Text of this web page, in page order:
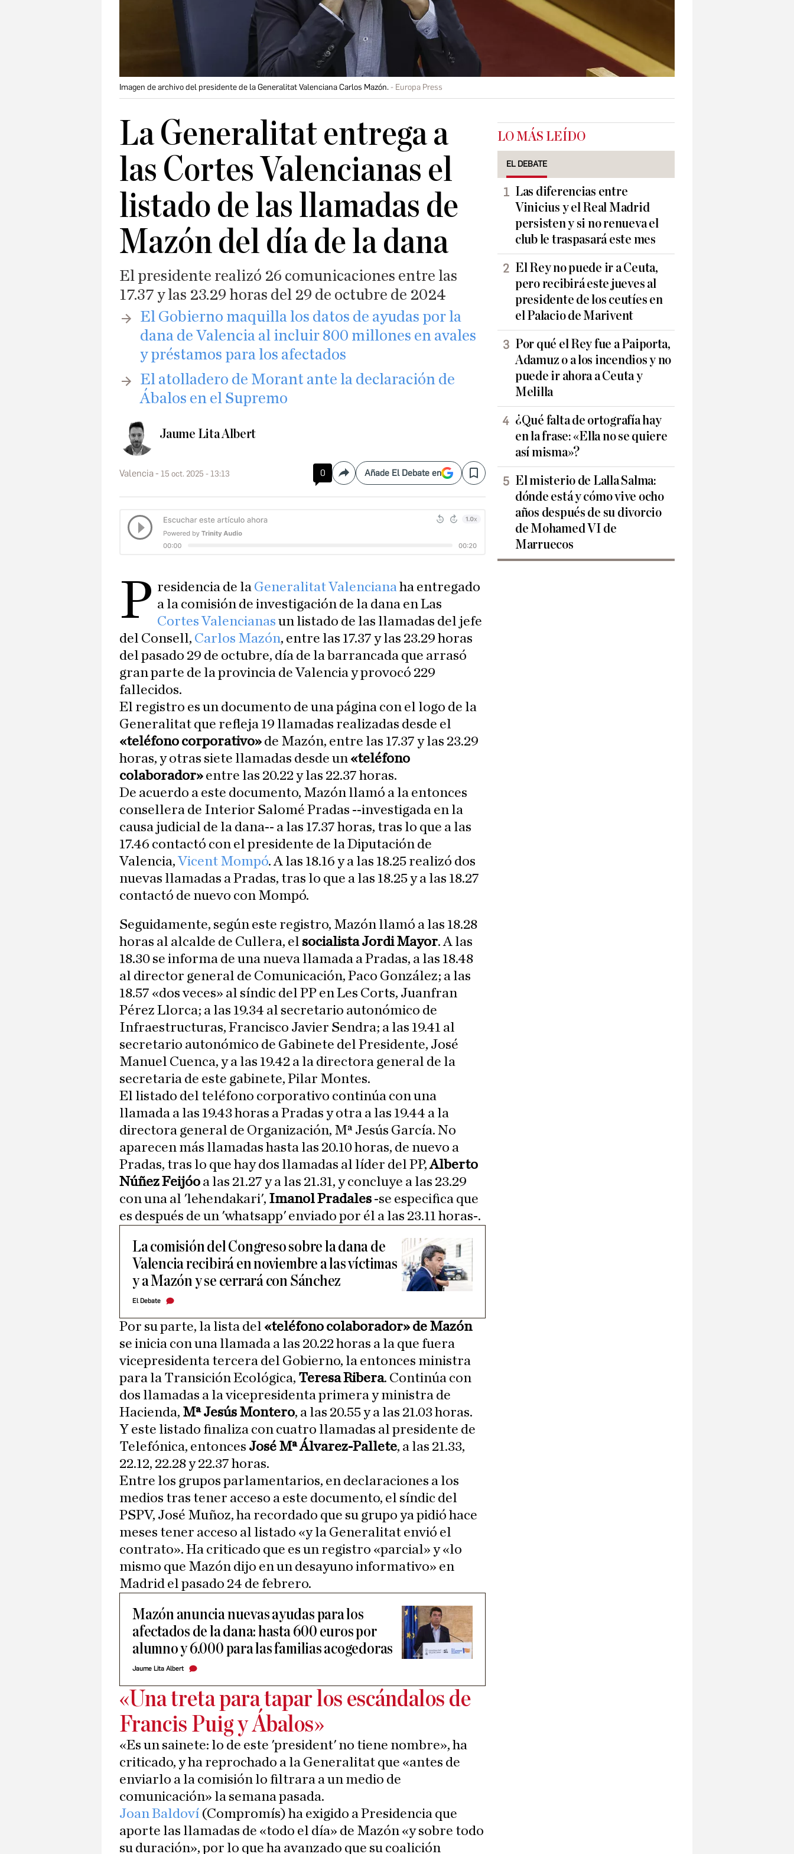
Imagen de archivo del presidente de la Generalitat Valenciana Carlos Mazón. Europa Press
La Generalitat entrega a
las Cortes Valencianas el
listado de las llamadas de
Mazón del día de la dana
El presidente realizó 26 comunicaciones entre las
17.37 y las 23.29 horas del 29 de octubre de 2024
​El Gobierno maquilla los datos de ayudas por la
dana de Valencia al incluir 800 millones en avales
y préstamos para los afectados
El atolladero de Morant ante la declaración de
Ábalos en el Supremo
Jaume Lita Albert
Valencia 15 oct. 2025 - 13:13 0 CompartirAñade El Debate en Save
P residencia de la Generalitat Valencianaha entregado
a la comisión de investigación de la dana en Las
Cortes Valencianas un listado de las llamadas del jefe
del Consell, Carlos Mazón, entre las 17.37 y las 23.29 horas
del pasado 29 de octubre, día de la barrancada que arrasó
gran parte de la provincia de Valencia y provocó 229
fallecidos.
El registro es un documento de una página con el logo de la
Generalitat que refleja 19 llamadas realizadas desde el
«teléfono corporativo» de Mazón, entre las 17.37 y las 23.29
horas, y otras siete llamadas desde un «teléfono
colaborador» entre las 20.22 y las 22.37 horas.
De acuerdo a este documento, Mazón llamó a la entonces
consellera de Interior Salomé Pradas --investigada en la
causa judicial de la dana-- a las 17.37 horas, tras lo que a las
17.46 contactó con el presidente de la Diputación de
Valencia,Vicent Mompó. A las 18.16 y a las 18.25 realizó dos
nuevas llamadas a Pradas, tras lo que a las 18.25 y a las 18.27
contactó de nuevo con Mompó.
Seguidamente, según este registro, Mazón llamó a las 18.28
horas al alcalde de Cullera, el socialista Jordi Mayor. A las
18.30 se informa de una nueva llamada a Pradas, a las 18.48
al director general de Comunicación, Paco González; a las
18.57 «dos veces» al síndic del PP en Les Corts, Juanfran
Pérez Llorca; a las 19.34 al secretario autonómico de
Infraestructuras, Francisco Javier Sendra; a las 19.41 al
secretario autonómico de Gabinete del Presidente, José
Manuel Cuenca, y a las 19.42 a la directora general de la
secretaria de este gabinete, Pilar Montes.
El listado del teléfono corporativo continúa con una
llamada a las 19.43 horas a Pradas y otra a las 19.44 a la
directora general de Organización, Mª Jesús García. No
aparecen más llamadas hasta las 20.10 horas, de nuevo a
Pradas, tras lo que hay dos llamadas al líder del PP,Alberto
Núñez Feijóo a las 21.27 y a las 21.31, y concluye a las 23.29
con una al 'lehendakari', Imanol Pradales -se especifica que
es después de un 'whatsapp' enviado por él a las 23.11 horas-.
La comisión del Congreso sobre la dana de
Valencia recibirá en noviembre a las víctimas
y a Mazón y se cerrará con Sánchez
El Debate
Por su parte, la lista del «teléfono colaborador» de Mazón
se inicia con una llamada a las 20.22 horas a la que fuera
vicepresidenta tercera del Gobierno, la entonces ministra
para la Transición Ecológica, Teresa Ribera. Continúa con
dos llamadas a la vicepresidenta primera y ministra de
Hacienda, Mª Jesús Montero, a las 20.55 y a las 21.03 horas.
Y este listado finaliza con cuatro llamadas al presidente de
Telefónica, entonces José Mª Álvarez-Pallete, a las 21.33,
22.12, 22.28 y 22.37 horas.
Entre los grupos parlamentarios, en declaraciones a los
medios tras tener acceso a este documento, el síndic del
PSPV, José Muñoz, ha recordado que su grupo ya pidió hace
meses tener acceso al listado «y la Generalitat envió el
contrato». Ha criticado que es un registro «parcial» y «lo
mismo que Mazón dijo en un desayuno informativo» en
Madrid el pasado 24 de febrero.
Mazón anuncia nuevas ayudas para los
afectados de la dana: hasta 600 euros por
alumno y 6.000 para las familias acogedoras
Jaume Lita Albert
«Una treta para tapar los escándalos de
Francis Puig y Ábalos»
«Es un sainete: lo de este 'president' no tiene nombre», ha
criticado, y ha reprochado a la Generalitat que «antes de
enviarlo a la comisión lo filtrara a un medio de
comunicación» la semana pasada.
Joan Baldoví (Compromís) ha exigido a Presidencia que
aporte las llamadas de «todo el día» de Mazón «y sobre todo
su duración», por lo que ha avanzado que su coalición
LO MÁS LEÍDO
EL DEBATE
Las diferencias entre
Vinicius y el Real Madrid
persisten y si no renueva el
club le traspasará este mes
El Rey no puede ir a Ceuta,
pero recibirá este jueves al
presidente de los ceutíes en
el Palacio de Marivent
Por qué el Rey fue a Paiporta,
Adamuz o a los incendios y no
puede ir ahora a Ceuta y
Melilla
¿Qué falta de ortografía hay
en la frase: «Ella no se quiere
así misma»?
El misterio de Lalla Salma:
dónde está y cómo vive ocho
años después de su divorcio
de Mohamed VI de
Marruecos